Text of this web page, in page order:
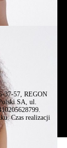
37-57, REGON
SA, ul.
Czas realizacji